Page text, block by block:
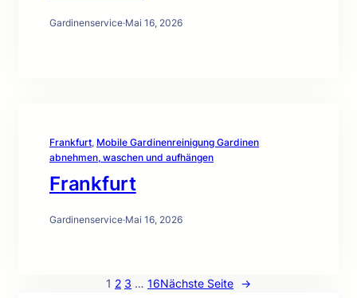
Gardinenservice·Mai 16, 2026
Frankfurt, Mobile Gardinenreinigung Gardinen
abnehmen, waschen und aufhängen
Frankfurt
Gardinenservice·Mai 16, 2026
1 2 3 … 16Nächste Seite →